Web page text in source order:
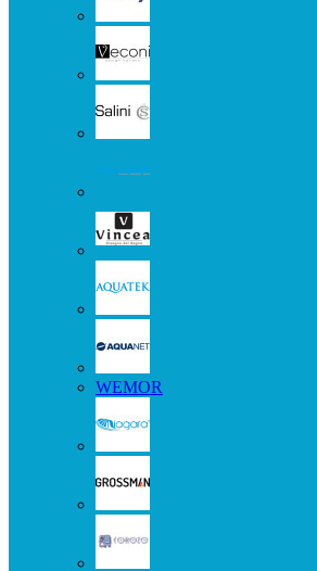
WEMOR